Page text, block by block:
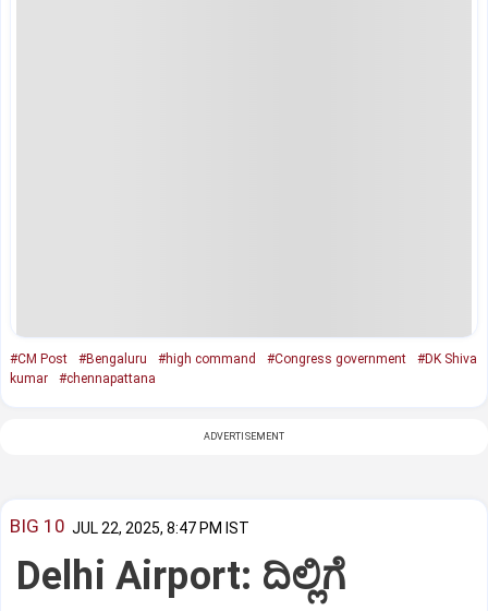
#CM Post #Bengaluru #high command #Congress government
#DK Shiva
kumar
#chennapattana
ADVERTISEMENT
BIG 10 JUL 22, 2025, 8:47 PM IST
Delhi Airport: ದಿಲ್ಲಿಗೆ